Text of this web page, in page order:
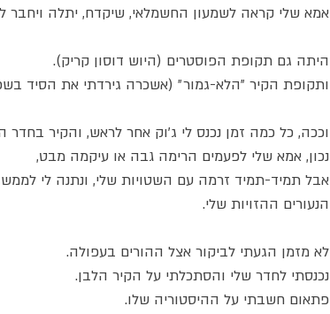
אמא שלי קראה לשמעון החשמלאי, שיקדח, יתלה ויחבר
היתה גם תקופת הפוסטרים (היוש דוסון קריק).
ותקופת הקיר "הלא-גמור״ (אשכרה גירדתי את הסיד
וככה, כל כמה זמן נכנס לי ג׳וק אחר לראש, והקיר
נכון, אמא שלי לפעמים הרימה גבה או עיקמה מבט,
אבל תמיד-תמיד זרמה עם השטויות שלי, ונתנה לי
הנעורים ההזויות שלי.
לא מזמן הגעתי לביקור אצל ההורים בעפולה.
נכנסתי לחדר שלי והסתכלתי על הקיר הלבן.
פתאום חשבתי על ההיסטוריה שלו.